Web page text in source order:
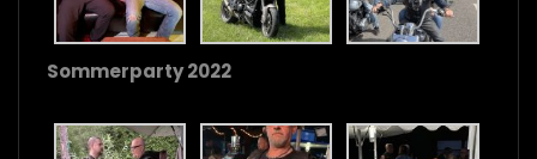
Sommerparty 2022